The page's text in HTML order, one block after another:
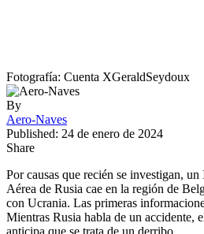
Fotografía: Cuenta XGeraldSeydoux
By
Aero-Naves
Published: 24 de enero de 2024
Share
Por causas que recién se investigan,
Aérea de Rusia cae en la región de
con Ucrania. Las primeras
Mientras Rusia habla de un accidente,
anticipa que se trata de un derribo.